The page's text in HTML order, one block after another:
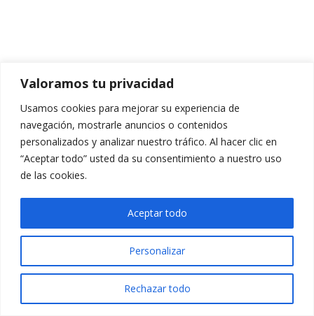
Valoramos tu privacidad
Usamos cookies para mejorar su experiencia de
navegación, mostrarle anuncios o contenidos
personalizados y analizar nuestro tráfico. Al hacer clic en
“Aceptar todo” usted da su consentimiento a nuestro uso
de las cookies.
Personalizar
Rechazar todo
Aceptar todo